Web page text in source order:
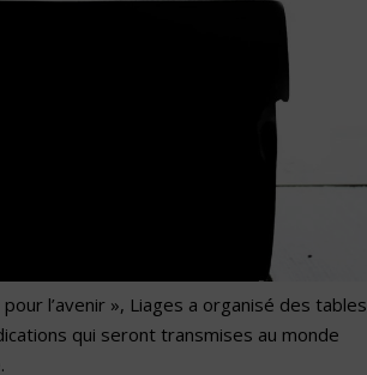
pour l’avenir », Liages a organisé des tables
qui seront transmises au monde